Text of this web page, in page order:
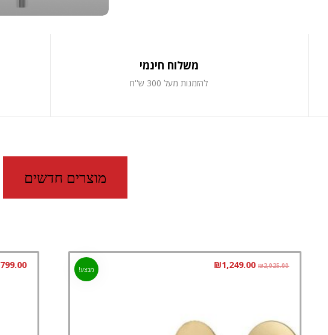
משלוח חינמי
להזמנות מעל 300 ש''ח
מוצרים חדשים
₪2,025.00
₪1,249.00 מבצע! 799.00